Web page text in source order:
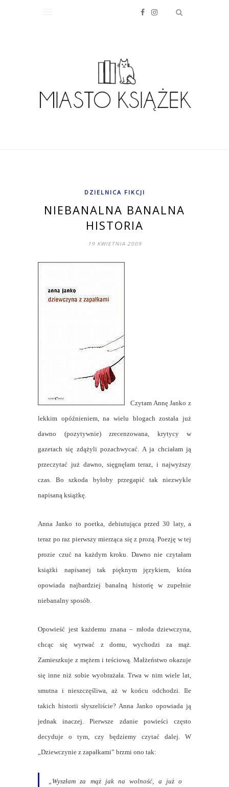
DZIELNICA FIKCJI
NIEBANALNA BANALNA
HISTORIA
19 KWIETNIA 2009
Czytam Annę Janko z
lekkim opóźnieniem, na wielu blogach została już
dawno (pozytywnie) zrecenzowana, krytycy w
gazetach się zdążyli pozachwycać. A ja chciałam ją
przeczytać już dawno, sięgnęłam teraz, i najwyższy
czas. Bo szkoda byłoby przegapić tak niezwykle
napisaną książkę.
Anna Janko to poetka, debiutująca przed 30 laty, a
teraz po raz pierwszy mierząca się z prozą. Poezję w tej
prozie czuć na każdym kroku. Dawno nie czytałam
książki napisanej tak pięknym językiem, która
opowiada najbardziej banalną historię w zupełnie
niebanalny sposób.
Opowieść jest każdemu znana – młoda dziewczyna,
chcąc się wyrwać z domu, wychodzi za mąż.
Zamieszkuje z mężem i teściową. Małżeństwo okazuje
się inne niż sobie wyobrażała. Trwa w nim wiele lat,
smutna i nieszczęśliwa, aż w końcu odchodzi. Ile
takich historii słyszeliście? Anna Janko opowiada ją
jednak inaczej. Pierwsze zdanie powieści często
decyduje o tym, czy będziemy czytać dalej. W
„Dziewczynie z zapałkami” brzmi ono tak:
„Wyszłam za mąż jak na wolność, a już o